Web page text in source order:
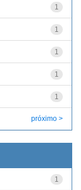
1
1
1
1
1
próximo >
1